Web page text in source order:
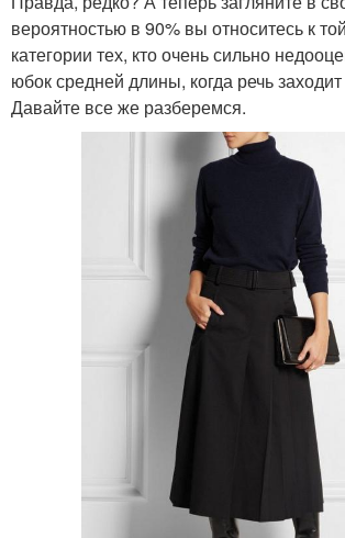
юбку
Юбка с верхней
одеждой
Образ с юбкой
Зимняя юбка
вероятностью в 90% вы относитесь к
категории тех, кто очень сильно
юбок средней длины, когда речь
Давайте все же разберемся.